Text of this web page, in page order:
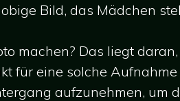
Bild, das Mädchen
machen? Das liegt
für eine solche Aufnahme
aufzunehmen, um